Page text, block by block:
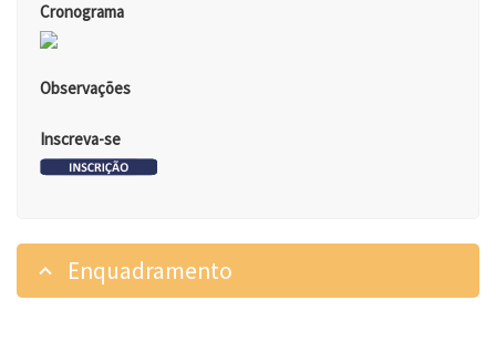
Cronograma
Observações
Inscreva-se
Enquadramento